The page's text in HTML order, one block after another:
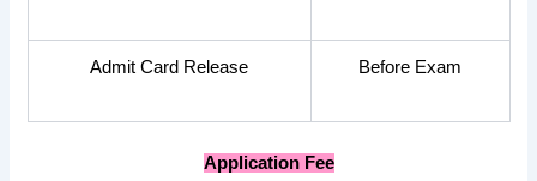
Admit Card Release Before Exam
Application Fee